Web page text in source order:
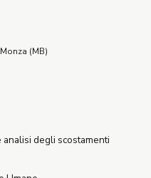
(MB)
degli scostamenti